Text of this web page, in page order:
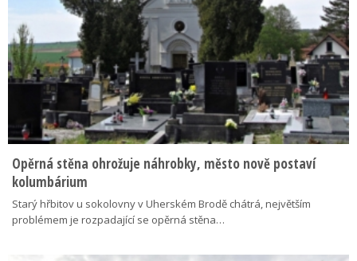
Opěrná stěna ohrožuje náhrobky, město nově postaví
kolumbárium
Starý hřbitov u sokolovny v Uherském Brodě chátrá, největším
problémem je rozpadající se opěrná stěna…